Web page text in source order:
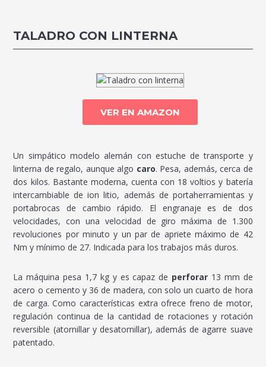
TALADRO CON LINTERNA
VER EN AMAZON
Un simpático modelo alemán con estuche de transporte y
linterna de regalo, aunque algo caro. Pesa, además, cerca de
dos kilos. Bastante moderna, cuenta con 18 voltios y batería
intercambiable de ion litio, además de portaherramientas y
portabrocas de cambio rápido. El engranaje es de dos
velocidades, con una velocidad de giro máxima de 1.300
revoluciones por minuto y un par de apriete máximo de 42
Nm y mínimo de 27. Indicada para los trabajos más duros.
La máquina pesa 1,7 kg y es capaz de perforar 13 mm de
acero o cemento y 36 de madera, con solo un cuarto de hora
de carga. Como características extra ofrece freno de motor,
regulación continua de la cantidad de rotaciones y rotación
reversible (atornillar y desatornillar), además de agarre suave
patentado.